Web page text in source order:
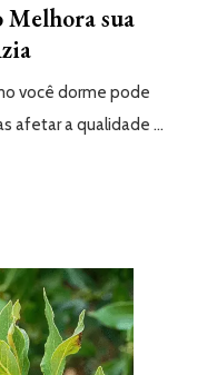
sua
você dorme pode
afetar a qualidade …